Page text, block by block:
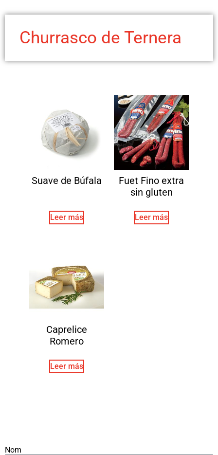
Churrasco de Ternera
Suave de Búfala
Leer más
Fuet Fino extra
sin gluten
Leer más
Caprelice
Romero
Leer más
Nom